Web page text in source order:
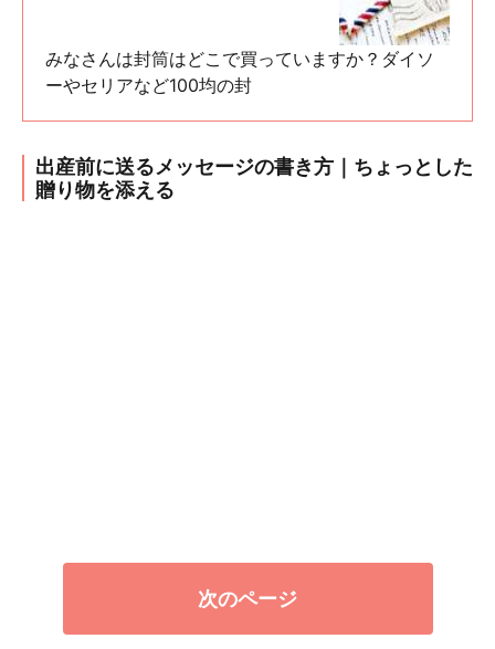
みなさんは封筒はどこで買っていますか？ダイソ
ーやセリアなど100均の封
出産前に送るメッセージの書き方｜ちょっとした
贈り物を添える
次のページ